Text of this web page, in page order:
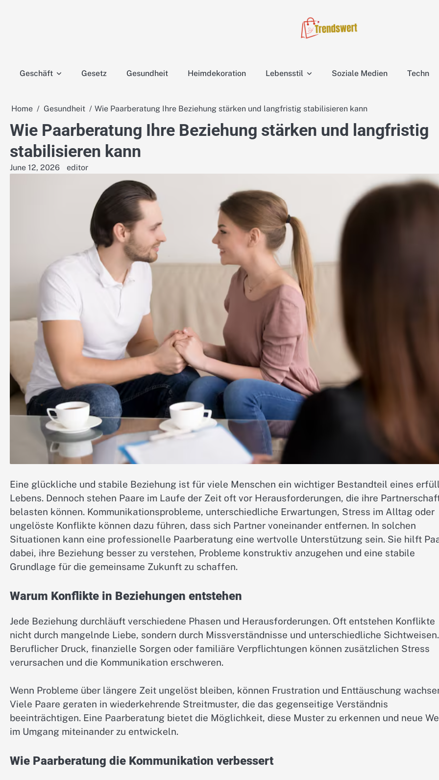
Geschäft Gesetz Gesundheit Heimdekoration Lebensstil Soziale Medien Techn
Home Gesundheit Wie Paarberatung Ihre Beziehung stärken und langfristig stabilisieren kann
Wie Paarberatung Ihre Beziehung stärken und langfristig
stabilisieren kann
June 12, 2026 editor
Eine glückliche und stabile Beziehung ist für viele Menschen ein wichtiger Bestandteil eines
Lebens. Dennoch stehen Paare im Laufe der Zeit oft vor Herausforderungen, die ihre
belasten können. Kommunikationsprobleme, unterschiedliche Erwartungen, Stress im Alltag oder
ungelöste Konflikte können dazu führen, dass sich Partner voneinander entfernen. In solchen
Situationen kann eine professionelle Paarberatung eine wertvolle Unterstützung sein. Sie hilft
dabei, ihre Beziehung besser zu verstehen, Probleme konstruktiv anzugehen und eine stabile
Grundlage für die gemeinsame Zukunft zu schaffen.
Warum Konflikte in Beziehungen entstehen
Jede Beziehung durchläuft verschiedene Phasen und Herausforderungen. Oft entstehen Konflikte
nicht durch mangelnde Liebe, sondern durch Missverständnisse und unterschiedliche Sichtweisen.
Beruflicher Druck, finanzielle Sorgen oder familiäre Verpflichtungen können zusätzlichen Stress
verursachen und die Kommunikation erschweren.
Wenn Probleme über längere Zeit ungelöst bleiben, können Frustration und Enttäuschung
Viele Paare geraten in wiederkehrende Streitmuster, die das gegenseitige Verständnis
beeinträchtigen. Eine Paarberatung bietet die Möglichkeit, diese Muster zu erkennen und neue
im Umgang miteinander zu entwickeln.
Wie Paarberatung die Kommunikation verbessert